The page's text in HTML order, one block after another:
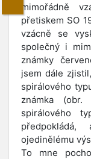
mimořádně
přetiskem SO
vzácně se
společný i
známky
jsem dále
spirálového
známka
spirálového
ojedinělému
To mne